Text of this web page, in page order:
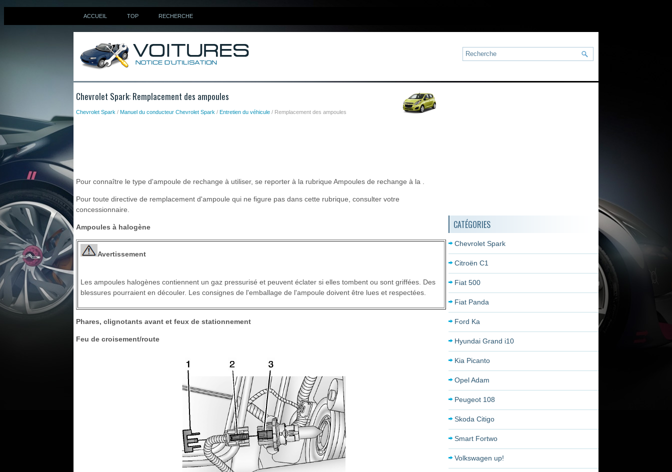
ACCUEIL TOP RECHERCHE
Chevrolet Spark: Remplacement des ampoules
Chevrolet Spark / Manuel du conducteur Chevrolet Spark / Entretien du véhicule / Remplacement des ampoules
Pour connaître le type d'ampoule de rechange à utiliser, se reporter à la rubrique Ampoules de rechange à la .
Pour toute directive de remplacement d'ampoule qui ne figure pas dans cette rubrique, consulter votre
concessionnaire.
Ampoules à halogène
Avertissement
Les ampoules halogènes contiennent un gaz pressurisé et peuvent éclater si elles tombent ou sont griffées. Des
blessures pourraient en découler. Les consignes de l'emballage de l'ampoule doivent être lues et respectées.
Phares, clignotants avant et feux de stationnement
Feu de croisement/route
CATÉGORIES
Chevrolet Spark
Citroën C1
Fiat 500
Fiat Panda
Ford Ka
Hyundai Grand i10
Kia Picanto
Opel Adam
Peugeot 108
Skoda Citigo
Smart Fortwo
Volkswagen up!